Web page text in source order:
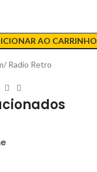
AO CARRINHO
Radio Retro